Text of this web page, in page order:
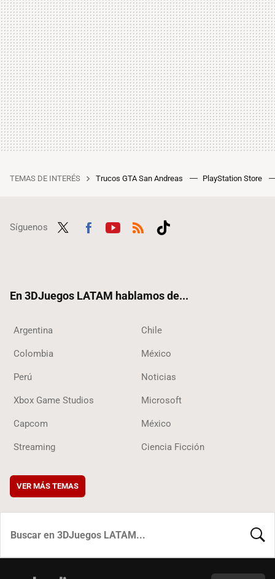
TEMAS DE INTERÉS Trucos GTA San Andreas PlayStation Store
Síguenos
En 3DJuegos LATAM hablamos de...
Argentina Chile
Colombia México
Perú Noticias
Xbox Game Studios Microsoft
Capcom México
Streaming Ciencia Ficción
VER MÁS TEMAS